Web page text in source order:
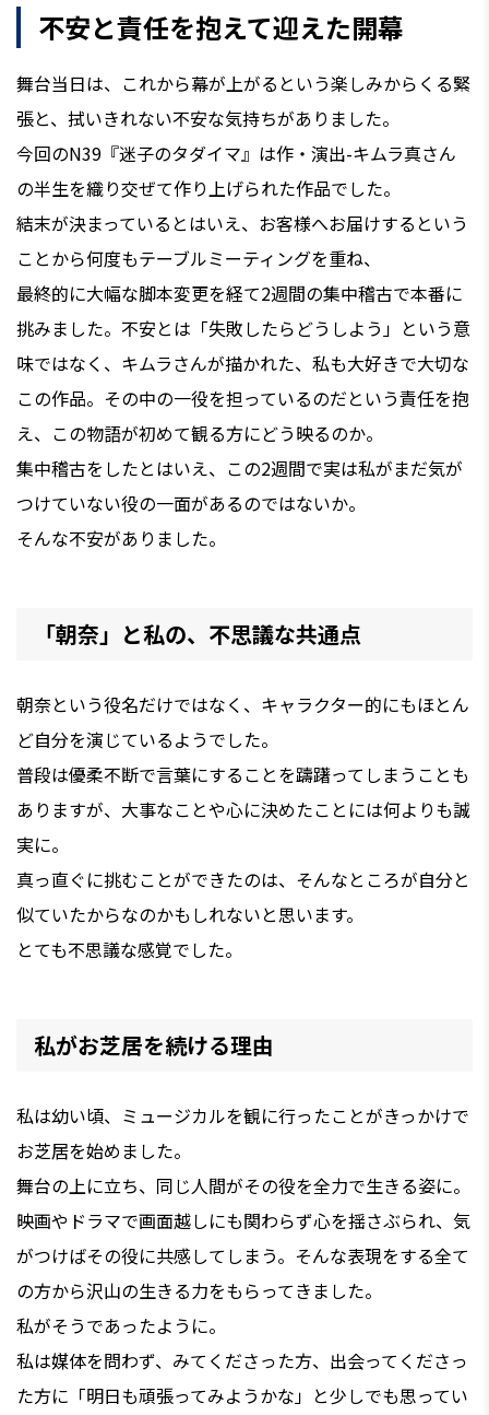
不安と責任を抱えて迎えた開幕
舞台当日は、これから幕が上がるという楽しみからくる緊
張と、拭いきれない不安な気持ちがありました。
今回のN39『迷子のタダイマ』は作・演出-キムラ真さん
の半生を織り交ぜて作り上げられた作品でした。
結末が決まっているとはいえ、お客様へお届けするという
ことから何度もテーブルミーティングを重ね、
最終的に大幅な脚本変更を経て2週間の集中稽古で本番に
挑みました。不安とは「失敗したらどうしよう」という意
味ではなく、キムラさんが描かれた、私も大好きで大切な
この作品。その中の一役を担っているのだという責任を抱
え、この物語が初めて観る方にどう映るのか。
集中稽古をしたとはいえ、この2週間で実は私がまだ気が
つけていない役の一面があるのではないか。
そんな不安がありました。
「朝奈」と私の、不思議な共通点
朝奈という役名だけではなく、キャラクター的にもほとん
ど自分を演じているようでした。
普段は優柔不断で言葉にすることを躊躇ってしまうことも
ありますが、大事なことや心に決めたことには何よりも誠
実に。
真っ直ぐに挑むことができたのは、そんなところが自分と
似ていたからなのかもしれないと思います。
とても不思議な感覚でした。
私がお芝居を続ける理由
私は幼い頃、ミュージカルを観に行ったことがきっかけで
お芝居を始めました。
舞台の上に立ち、同じ人間がその役を全力で生きる姿に。
映画やドラマで画面越しにも関わらず心を揺さぶられ、気
がつけばその役に共感してしまう。そんな表現をする全て
の方から沢山の生きる力をもらってきました。
私がそうであったように。
私は媒体を問わず、みてくださった方、出会ってくださっ
た方に「明日も頑張ってみようかな」と少しでも思ってい